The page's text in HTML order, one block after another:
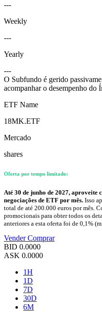
---
Weekly
---
Yearly
---
O Subfundo é gerido
acompanhar o desempenho do
ETF Name
18MK.ETF
Mercado
shares
Oferta por tempo limitado:
Até 30 de junho de 2027, aproveite
negociações de ETF por mês. Isso
total de até 200.000 euros por mês.
promocionais para obter todos os
anteriores a esta oferta foi de 0,1%
VenderComprar
BID 0.0000
ASK 0.0000
1H
1D
7D
30D
6M